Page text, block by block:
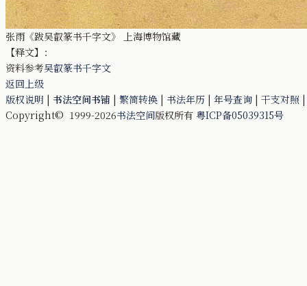
张雨《跋吴叡篆书千字文》 上海博物馆藏
【释文】：
资料参考吴叡篆书千字文
返回上级
版权说明 | 书法空间书铺 | 繁简转换 | 书法年历 | 年号查询 | 干支对照
Copyright© 1999-2026书法空间版权所有 粤ICP备05039315号